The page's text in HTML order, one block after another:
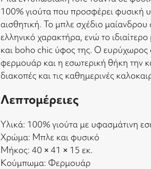
100% γιούτα που προσφέρει φυσική
αισθητική. Το μπλε σχέδιο μαίανδρου
ελληνικό χαρακτήρα, ενώ το
και boho chic ύφος της. Ο ευρύχωρος
φερμουάρ και η εσωτερική θήκη την
διακοπές και τις καθημερινές
Λεπτομέρειες
Υλικά: 100% γιούτα με υφασμάτινη
Χρώμα: Μπλε και φυσικό
Μήκος: 40 × 41 × 15 εκ.
Κούμπωμα: Φερμουάρ